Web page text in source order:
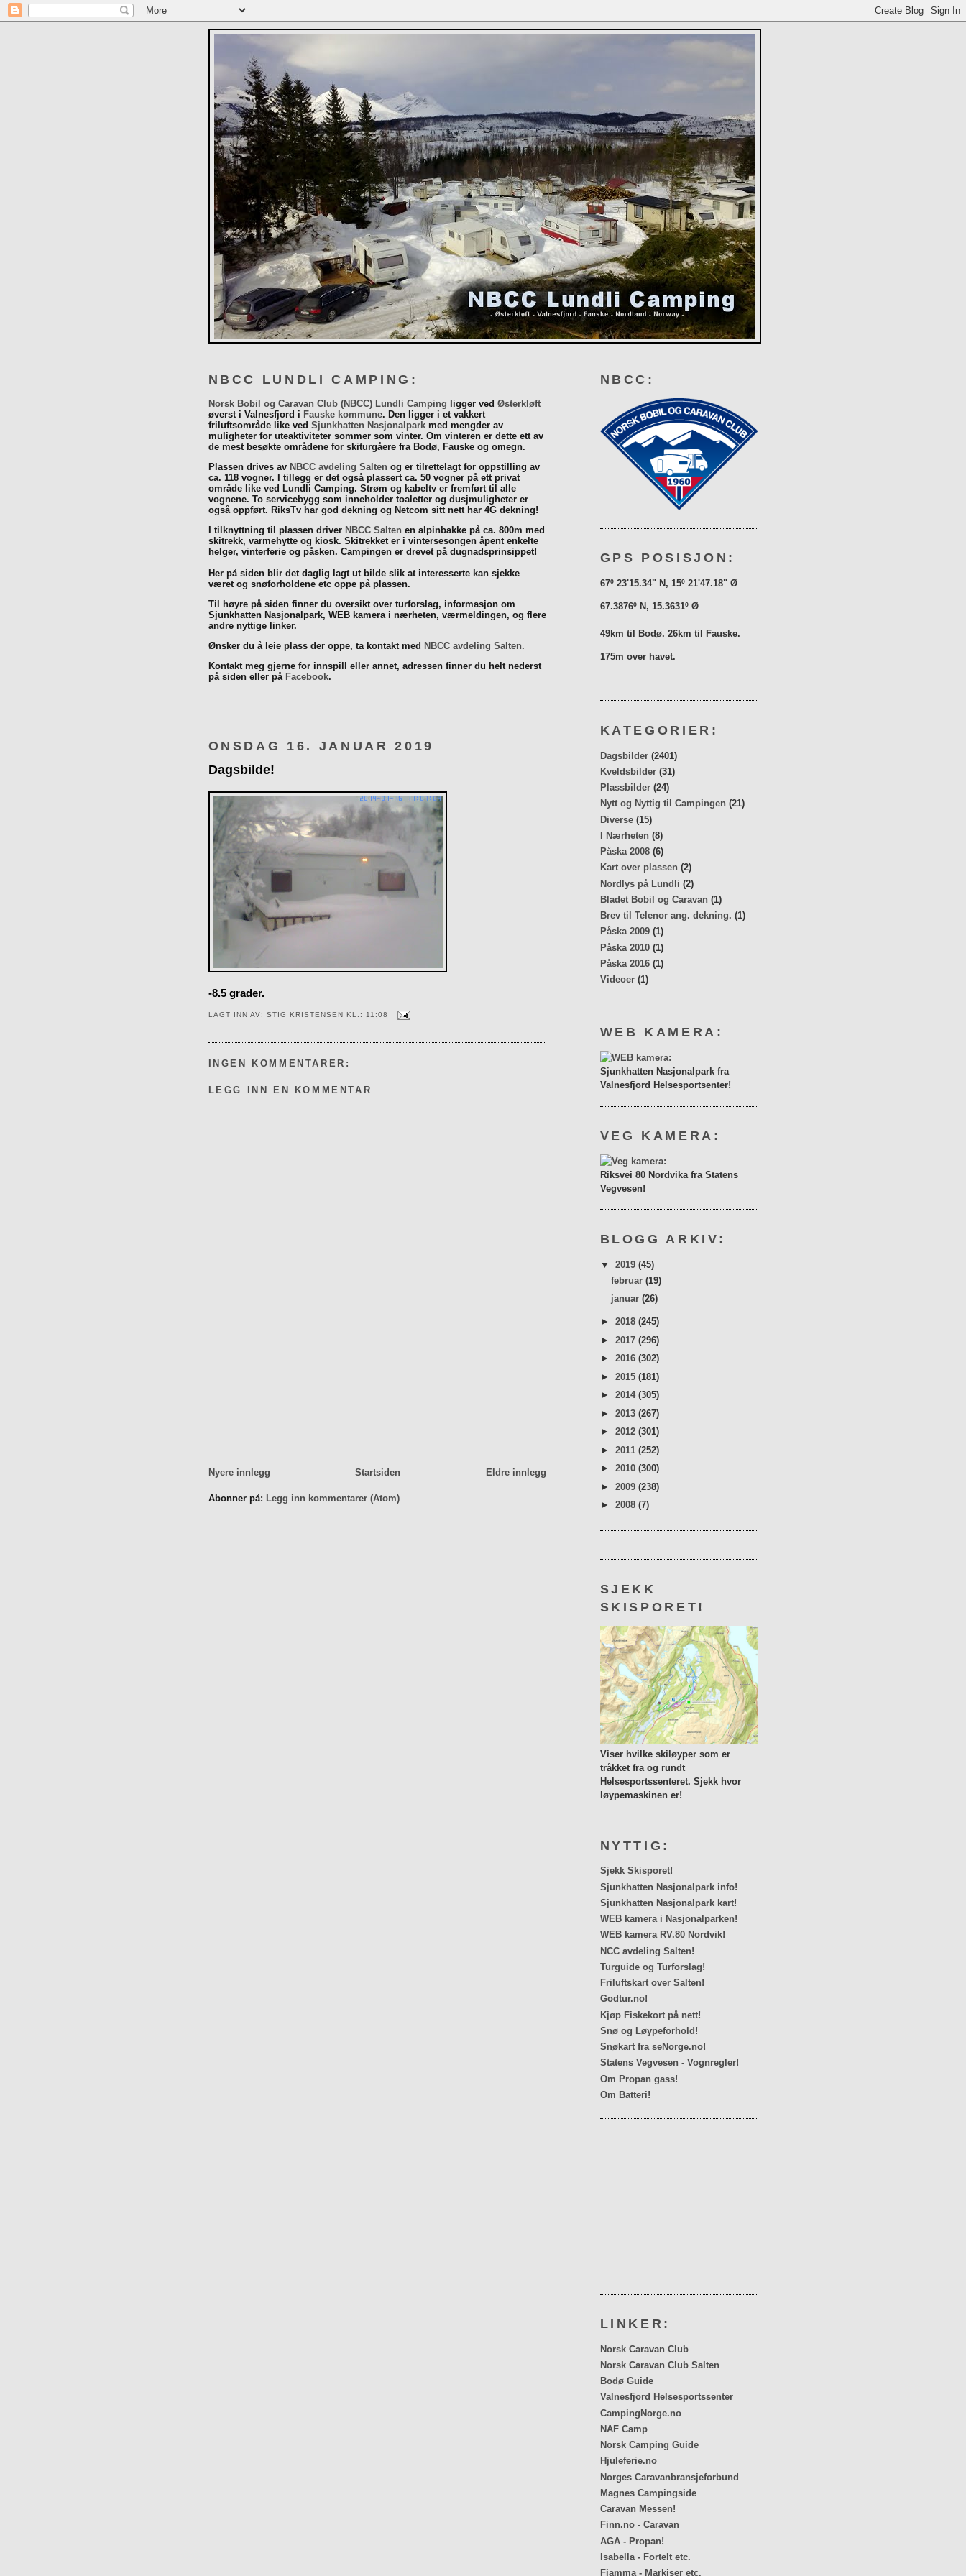
NBCC LUNDLI CAMPING:
Norsk Bobil og Caravan Club (NBCC) Lundli Camping ligger ved Østerkløft
øverst i Valnesfjord i Fauske kommune. Den ligger i et vakkert
friluftsområde like ved Sjunkhatten Nasjonalparkmed mengder av
muligheter for uteaktiviteter sommer som vinter. Om vinteren er dette ett av
de mest besøkte områdene for skiturgåere fra Bodø, Fauske og omegn.
Plassen drives av NBCC avdeling Salten og er tilrettelagt for oppstilling av
ca. 118 vogner. I tillegg er det også plassert ca. 50 vogner på ett privat
område like ved Lundli Camping. Strøm og kabeltv er fremført til alle
vognene. To servicebygg som inneholder toaletter og dusjmuligheter er
også oppført. RiksTv har god dekning og Netcom sitt nett har 4G dekning!
I tilknyttning til plassen driver NBCC Salten en alpinbakke på ca. 800m med
skitrekk, varmehytte og kiosk. Skitrekket er i vintersesongen åpent enkelte
helger, vinterferie og påsken. Campingen er drevet på dugnadsprinsippet!
Her på siden blir det daglig lagt ut bilde slik at interesserte kan sjekke
været og snøforholdene etc oppe på plassen.
Til høyre på siden finner du oversikt over turforslag, informasjon om
Sjunkhatten Nasjonalpark, WEB kamera i nærheten, værmeldingen, og flere
andre nyttige linker.
Ønsker du å leie plass der oppe, ta kontakt med NBCC avdeling Salten.
Kontakt meg gjerne for innspill eller annet, adressen finner du helt nederst
på siden eller på Facebook.
ONSDAG 16. JANUAR 2019
Dagsbilde!
-8.5 grader.
LAGT INN AV: STIG KRISTENSEN KL.: 11:08
INGEN KOMMENTARER:
LEGG INN EN KOMMENTAR
Nyere innlegg Eldre innlegg
Startsiden
Abonner på: Legg inn kommentarer (Atom)
NBCC:
GPS POSISJON:
67º 23'15.34" N, 15º 21'47.18" Ø
67.3876º N, 15.3631º Ø
49km til Bodø. 26km til Fauske.
175m over havet.
KATEGORIER:
Dagsbilder (2401)
Kveldsbilder (31)
Plassbilder (24)
Nytt og Nyttig til Campingen (21)
Diverse (15)
I Nærheten (8)
Påska 2008 (6)
Kart over plassen (2)
Nordlys på Lundli (2)
Bladet Bobil og Caravan (1)
Brev til Telenor ang. dekning. (1)
Påska 2009 (1)
Påska 2010 (1)
Påska 2016 (1)
Videoer (1)
WEB KAMERA:
Sjunkhatten Nasjonalpark fra
Valnesfjord Helsesportsenter!
VEG KAMERA:
Riksvei 80 Nordvika fra Statens
Vegvesen!
BLOGG ARKIV:
▼ 2019 (45)
februar(19)
januar(26)
► 2018 (245)
► 2017 (296)
► 2016 (302)
► 2015 (181)
► 2014 (305)
► 2013 (267)
► 2012 (301)
► 2011 (252)
► 2010 (300)
► 2009 (238)
► 2008 (7)
SJEKK
SKISPORET!
Viser hvilke skiløyper som er
tråkket fra og rundt
Helsesportssenteret. Sjekk hvor
løypemaskinen er!
NYTTIG:
Sjekk Skisporet!
Sjunkhatten Nasjonalpark info!
Sjunkhatten Nasjonalpark kart!
WEB kamera i Nasjonalparken!
WEB kamera RV.80 Nordvik!
NCC avdeling Salten!
Turguide og Turforslag!
Friluftskart over Salten!
Godtur.no!
Kjøp Fiskekort på nett!
Snø og Løypeforhold!
Snøkart fra seNorge.no!
Statens Vegvesen - Vognregler!
Om Propan gass!
Om Batteri!
LINKER:
Norsk Caravan Club
Norsk Caravan Club Salten
Bodø Guide
Valnesfjord Helsesportssenter
CampingNorge.no
NAF Camp
Norsk Camping Guide
Hjuleferie.no
Norges Caravanbransjeforbund
Magnes Campingside
Caravan Messen!
Finn.no - Caravan
AGA - Propan!
Isabella - Fortelt etc.
Fiamma - Markiser etc.